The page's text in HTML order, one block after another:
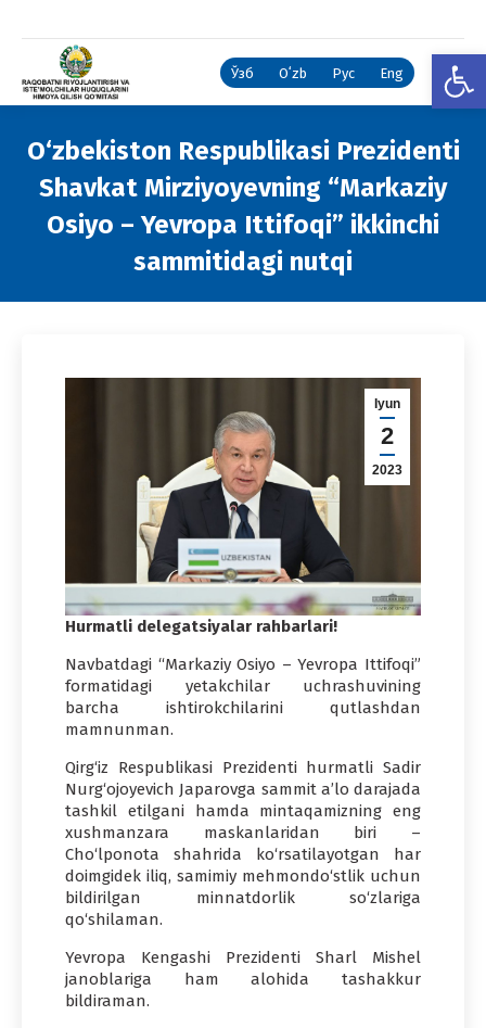
Ўзб Oʻzb Рус Eng
O‘zbekiston Respublikasi Prezidenti
Shavkat Mirziyoyevning “Markaziy
Osiyo – Yevropa Ittifoqi” ikkinchi
sammitidagi nutqi
Iyun
2
2023
Hurmatli delegatsiyalar rahbarlari!
Navbatdagi “Markaziy Osiyo – Yevropa Ittifoqi”
formatidagi yetakchilar uchrashuvining
barcha ishtirokchilarini qutlashdan
mamnunman.
Qirg‘iz Respublikasi Prezidenti hurmatli Sadir
Nurg‘ojoyevich Japarovga sammit a’lo darajada
tashkil etilgani hamda mintaqamizning eng
xushmanzara maskanlaridan biri –
Cho‘lponota shahrida ko‘rsatilayotgan har
doimgidek iliq, samimiy mehmondo‘stlik uchun
bildirilgan minnatdorlik so‘zlariga
qo‘shilaman.
Yevropa Kengashi Prezidenti Sharl Mishel
janoblariga ham alohida tashakkur
bildiraman.